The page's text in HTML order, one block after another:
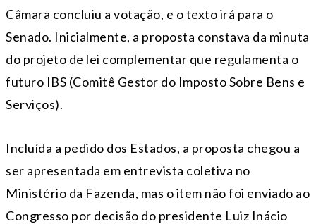
Câmara concluiu a votação, e o texto irá para o
Senado. Inicialmente, a proposta constava da minuta
do projeto de lei complementar que regulamenta o
futuro IBS (Comitê Gestor do Imposto Sobre Bens e
Serviços).
Incluída a pedido dos Estados, a proposta chegou a
ser apresentada em entrevista coletiva no
Ministério da Fazenda, mas o item não foi enviado ao
Congresso por decisão do presidente Luiz Inácio